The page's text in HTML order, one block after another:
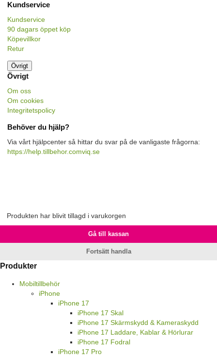
Kundservice
Kundservice
90 dagars öppet köp
Köpevillkor
Retur
Övrigt
Övrigt
Om oss
Om cookies
Integritetspolicy
Behöver du hjälp?
Via vårt hjälpcenter så hittar du svar på de vanligaste frågorna:
https://help.tillbehor.comviq.se
Produkten har blivit tillagd i varukorgen
Gå till kassan
Fortsätt handla
Produkter
Mobiltillbehör
iPhone
iPhone 17
iPhone 17 Skal
iPhone 17 Skärmskydd & Kameraskydd
iPhone 17 Laddare, Kablar & Hörlurar
iPhone 17 Fodral
iPhone 17 Pro